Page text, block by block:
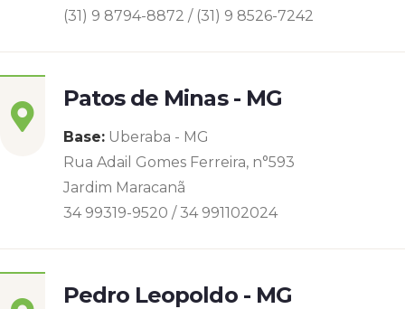
(31) 9 8794-8872 / (31) 9 8526-7242
Patos de Minas - MG
Base: Uberaba - MG
Rua Adail Gomes Ferreira, n°593
Jardim Maracanã
34 99319-9520 / 34 991102024
Pedro Leopoldo - MG